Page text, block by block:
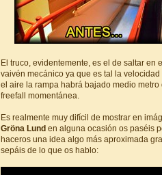
El truco, evidentemente, es el de saltar en
vaivén mecánico ya que es tal la
el aire la rampa habrá bajado medio
freefall momentánea.
Es realmente muy difícil de mostrar en
Gröna Lund en alguna ocasión os paséis
haceros una idea algo más aproximada
sepáis de lo que os hablo: